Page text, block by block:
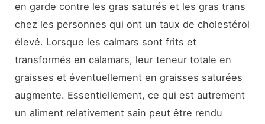
en garde contre les gras saturés et les gras trans
chez les personnes qui ont un taux de cholestérol
élevé. Lorsque les calmars sont frits et
transformés en calamars, leur teneur totale en
graisses et éventuellement en graisses saturées
augmente. Essentiellement, ce qui est autrement
un aliment relativement sain peut être rendu